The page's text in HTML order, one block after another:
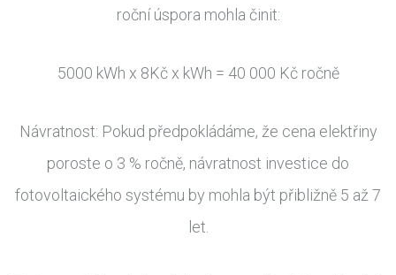
roční úspora mohla činit:
5000 kWh x 8Kč x kWh = 40 000 Kč ročně
Návratnost: Pokud předpokládáme, že cena elektřiny
poroste o 3 % ročně, návratnost investice do
fotovoltaického systému by mohla být přibližně 5 až 7
let.